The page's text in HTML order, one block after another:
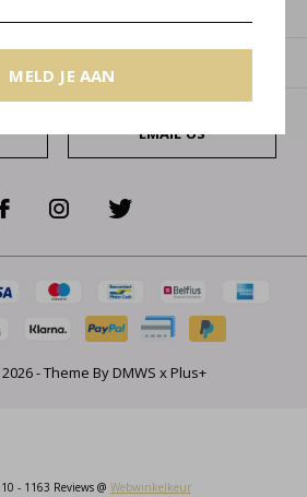
MELD JE AAN
EMAIL US
2026- Theme ByDMWS xPlus+
10 - 1163 Reviews @ Webwinkelkeur